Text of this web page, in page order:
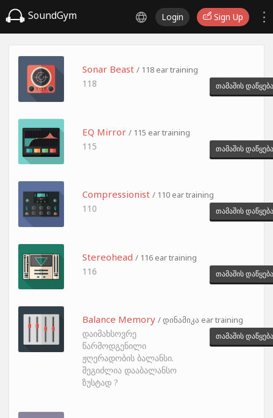
SoundGym Login Sign Up
Sonar Beast / 118 ear training
118 თამაშის დაწყება
EQ Mirror / 115 ear training
115 თამაშის დაწყება
Compressionist / 110 ear training
110 თამაშის დაწყება
Stereohead / 116 ear training
116 თამაშის დაწყება
Balance Memory / დინამიკა ear training
დაიმახსოვრე
წარმოდგენილი
ჟღერადობის ბალანსი.
შეგიძლია დააბალანსო
ზუსტად ?
თამაშის დაწყება